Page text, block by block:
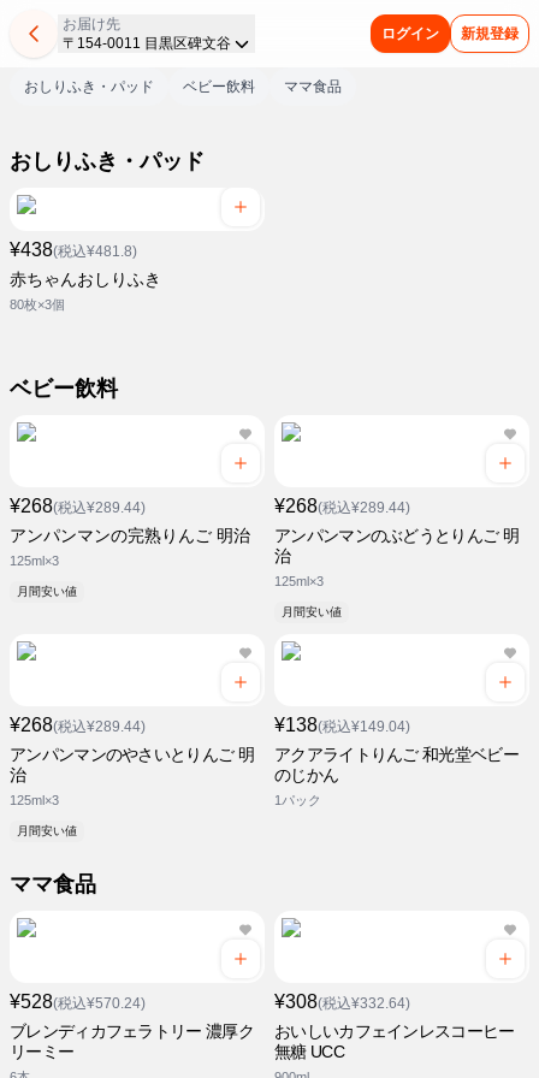
お届け先
〒154-0011 目黒区碑文谷
ログイン 新規登録
おしりふき・パッド ベビー飲料 ママ食品
おしりふき・パッド
¥438(税込¥481.8)
赤ちゃんおしりふき
80枚×3個
ベビー飲料
¥268(税込¥289.44)
アンパンマンの完熟りんご 明治
125ml×3
月間安い値
¥268(税込¥289.44)
アンパンマンのぶどうとりんご 明
治
125ml×3
月間安い値
¥268(税込¥289.44)
アンパンマンのやさいとりんご 明
治
125ml×3
月間安い値
¥138(税込¥149.04)
アクアライトりんご 和光堂ベビー
のじかん
1パック
ママ食品
¥528(税込¥570.24)
ブレンディカフェラトリー 濃厚ク
リーミー
¥308(税込¥332.64)
おいしいカフェインレスコーヒー
無糖 UCC